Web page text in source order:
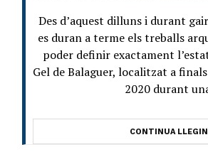
Des d’aquest dilluns i durant
es duran a terme els treballs
poder definir exactament
Gel de Balaguer, localitzat a
2020 durant
CONTINUA